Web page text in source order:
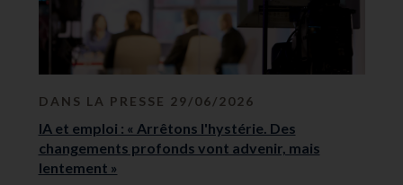
DANS LA PRESSE 29/06/2026
IA et emploi : « Arrêtons l'hystérie. Des
changements profonds vont advenir, mais
lentement »